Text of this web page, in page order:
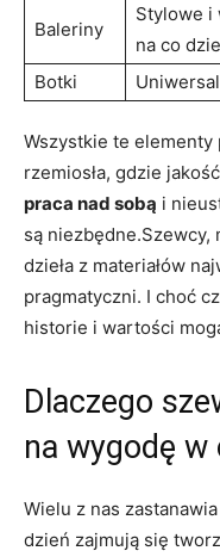
Baleriny
Stylowe i
na co
Botki
Wszystkie te elementy
rzemiosła, gdzie
praca nad sobą i
są niezbędne.Szewcy,
dzieła z materiałów
pragmatyczni. I choć
historie i wartości
Dlaczego
na wygodę w
Wielu z nas
dzień zajmują się